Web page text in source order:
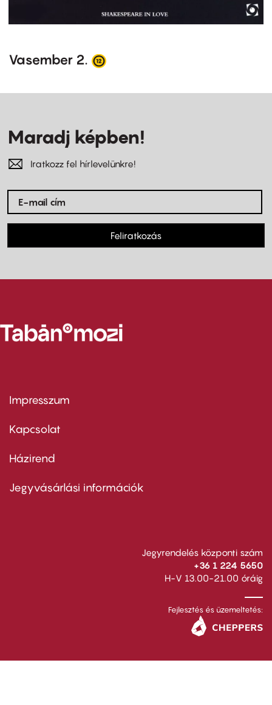
Vasember 2.
Maradj képben!
Iratkozz fel hírlevelünkre!
Feliratkozás
Footer
first
Impresszum
Kapcsolat
Footer
second
Házirend
Jegyvásárlási információk
Jegyrendelés központi szám
+36 1 224 5650
H-V 13.00-21.00 óráig
Fejlesztés és üzemeltetés: